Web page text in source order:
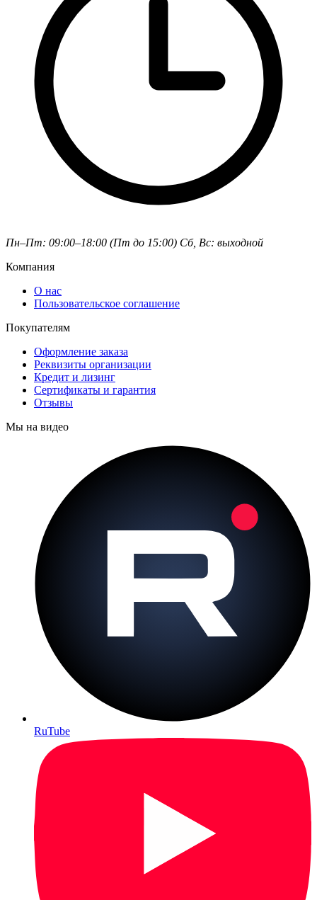
Пн–Пт: 09:00–18:00 (Пт до 15:00) Сб, Вс: выходной
Компания
О нас
Пользовательское соглашение
Покупателям
Оформление заказа
Реквизиты организации
Кредит и лизинг
Сертификаты и гарантия
Отзывы
Мы на видео
RuTube